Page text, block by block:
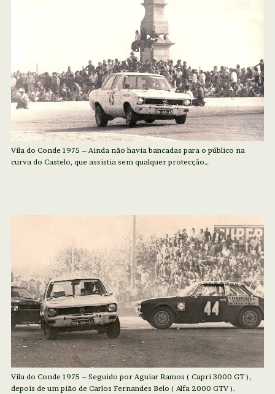
Vila do Conde 1975 – Ainda não havia bancadas para o público na
curva do Castelo, que assistia sem qualquer protecção…
Vila do Conde 1975 – Seguido por Aguiar Ramos ( Capri 3000 GT ),
depois de um pião de Carlos Fernandes Belo ( Alfa 2000 GTV ).